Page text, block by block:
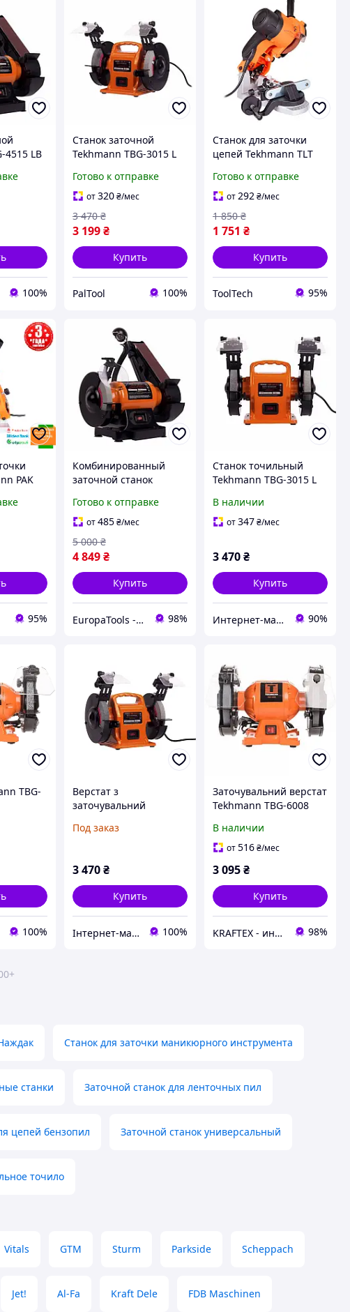
4515 LВ
100%
Станок заточной
Tekhmann TBG-3015 L
Готово к отправке
от320 ₴/мес
3 199 ₴
3 470 ₴
Купить
PalTool 100%
Станок для заточки
цепей Tekhmann TLT
Готово к отправке
от292₴/мес
1 751 ₴
1 850 ₴
Купить
ToolTech 95%
PAK
95%
Комбинированный
заточной станок
Электростанок Техман
с абразивным кругом
150мм и лентой
Готово к отправке
от485 ₴/мес
4 849 ₴
5 000 ₴
Купить
EuropaTools - магазин 98%
Станок точильный
Tekhmann TBG-3015 L
В наличии
от347₴/мес
3 470₴
Купить
Интернет-магазин "inGarden" 90%
TBG-
100%
Верстат з
заточувальний
Под заказ
3 470 ₴
Купить
Інтернет-магазин "Сад та город" 100%
Заточувальний верстат
Tekhmann TBG-6008
В наличии
от516₴/мес
3 095₴
Купить
KRAFTEX - инструмент созданный творить 98%
Станок для заточки маникюрного инструмента
станки Заточной станок для ленточных пил
цепей бензопил Заточной станок универсальный
точило
Vitals GTM Sturm Parkside Scheppach
Jet! Al-Fa Kraft Dele FDB Maschinen